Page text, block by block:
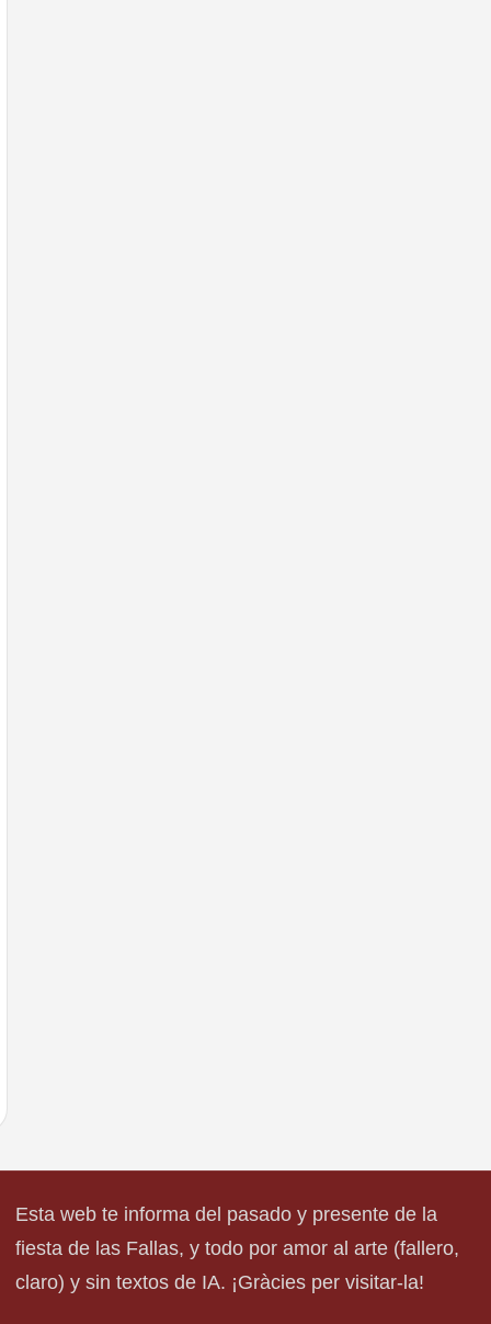
Esta web te informa del pasado y presente de la
fiesta de las Fallas, y todo por amor al arte (fallero,
claro) y sin textos de IA. ¡Gràcies per visitar-la!